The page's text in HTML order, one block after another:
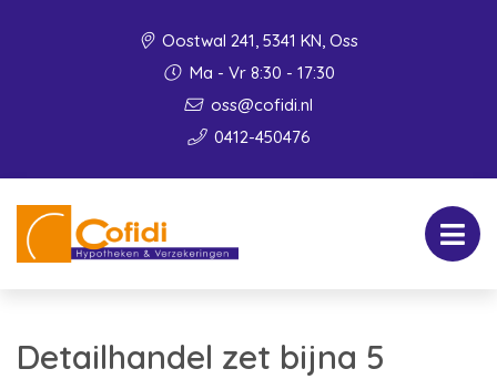
Oostwal 241, 5341 KN, Oss
Ma - Vr 8:30 - 17:30
oss@cofidi.nl
0412-450476
Detailhandel zet bijna 5